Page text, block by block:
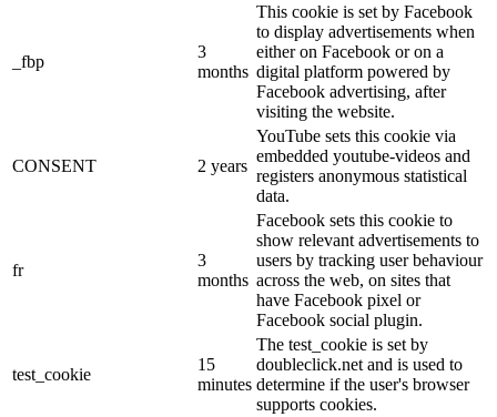
_fbp
3
months
This cookie is set by Facebook
to display advertisements when
either on Facebook or on a
digital platform powered by
Facebook advertising, after
visiting the website.
CONSENT 2 years
YouTube sets this cookie via
embedded youtube-videos and
registers anonymous statistical
data.
fr
3
months
Facebook sets this cookie to
show relevant advertisements to
users by tracking user behaviour
across the web, on sites that
have Facebook pixel or
Facebook social plugin.
test_cookie
15
minutes
The test_cookie is set by
doubleclick.net and is used to
determine if the user's browser
supports cookies.